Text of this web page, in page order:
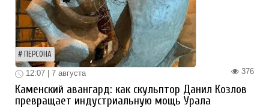
ПЕРСОНА
376
12:07 | 7 августа
Каменский авангард: как скульптор Данил Козлов
превращает индустриальную мощь Урала